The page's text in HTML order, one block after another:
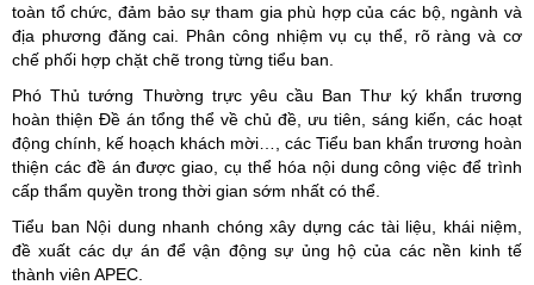
toàn tổ chức, đảm bảo sự tham gia phù hợp của các bộ, ngành và
địa phương đăng cai. Phân công nhiệm vụ cụ thể, rõ ràng và cơ
chế phối hợp chặt chẽ trong từng tiểu ban.
Phó Thủ tướng Thường trực yêu cầu Ban Thư ký khẩn trương
hoàn thiện Đề án tổng thể về chủ đề, ưu tiên, sáng kiến, các hoạt
động chính, kế hoạch khách mời…, các Tiểu ban khẩn trương hoàn
thiện các đề án được giao, cụ thể hóa nội dung công việc để trình
cấp thẩm quyền trong thời gian sớm nhất có thể.
Tiểu ban Nội dung nhanh chóng xây dựng các tài liệu, khái niệm,
đề xuất các dự án để vận động sự ủng hộ của các nền kinh tế
thành viên APEC.